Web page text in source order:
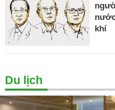
khí
Du lịch